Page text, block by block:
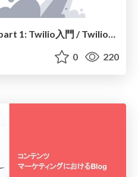
Twilio Liftoff for Japan part 1: Twilio入門 / Twilio Liftoff Japan Part 1: get started with Twilio
0 220